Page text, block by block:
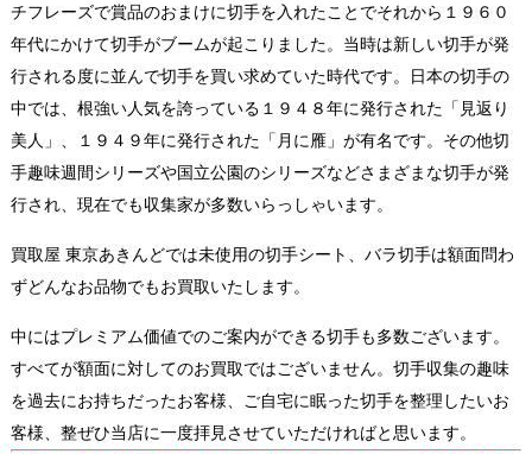
チフレーズで賞品のおまけに切手を入れたことでそれから１９６０
年代にかけて切手がブームが起こりました。当時は新しい切手が発
行される度に並んで切手を買い求めていた時代です。日本の切手の
中では、根強い人気を誇っている１９４８年に発行された「見返り
美人」、１９４９年に発行された「月に雁」が有名です。その他切
手趣味週間シリーズや国立公園のシリーズなどさまざまな切手が発
行され、現在でも収集家が多数いらっしゃいます。
買取屋 東京あきんどでは未使用の切手シート、バラ切手は額面問わ
ずどんなお品物でもお買取いたします。
中にはプレミアム価値でのご案内ができる切手も多数ございます。
すべてが額面に対してのお買取ではございません。切手収集の趣味
を過去にお持ちだったお客様、ご自宅に眠った切手を整理したいお
客様、整ぜひ当店に一度拝見させていただければと思います。